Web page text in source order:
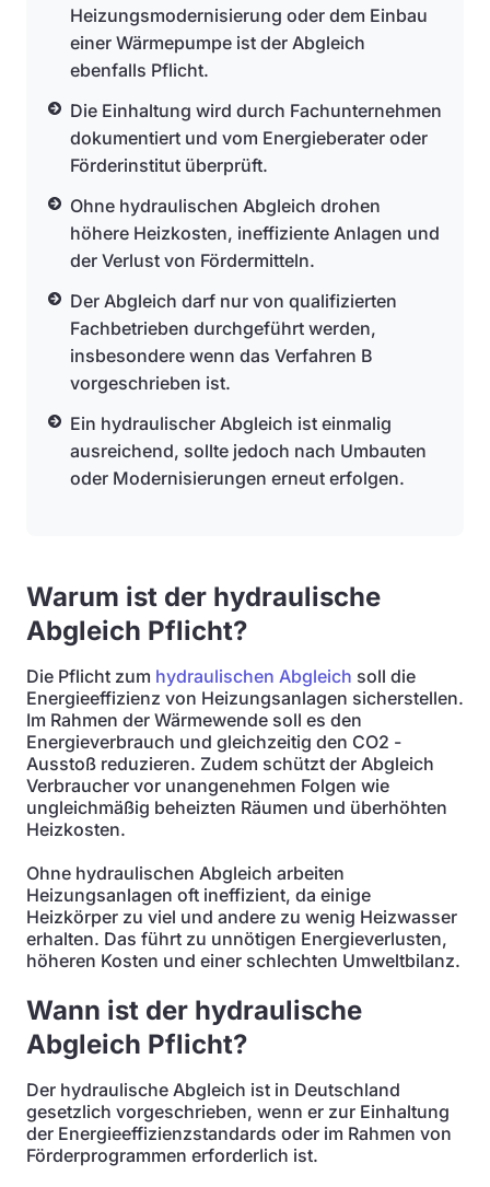
Heizungsmodernisierung oder dem Einbau
einer Wärmepumpe ist der Abgleich
ebenfalls Pflicht.
Die Einhaltung wird durch Fachunternehmen
dokumentiert und vom Energieberater oder
Förderinstitut überprüft.
Ohne hydraulischen Abgleich drohen
höhere Heizkosten, ineffiziente Anlagen und
der Verlust von Fördermitteln.
Der Abgleich darf nur von qualifizierten
Fachbetrieben durchgeführt werden,
insbesondere wenn das Verfahren B
vorgeschrieben ist.
Ein hydraulischer Abgleich ist einmalig
ausreichend, sollte jedoch nach Umbauten
oder Modernisierungen erneut erfolgen.
Warum ist der hydraulische
Abgleich Pflicht?
Die Pflicht zum hydraulischen Abgleich soll die
Energieeffizienz von Heizungsanlagen sicherstellen.
Im Rahmen der Wärmewende soll es den
Energieverbrauch und gleichzeitig den CO2 -
Ausstoß reduzieren. Zudem schützt der Abgleich
Verbraucher vor unangenehmen Folgen wie
ungleichmäßig beheizten Räumen und überhöhten
Heizkosten.
Ohne hydraulischen Abgleich arbeiten
Heizungsanlagen oft ineffizient, da einige
Heizkörper zu viel und andere zu wenig Heizwasser
erhalten. Das führt zu unnötigen Energieverlusten,
höheren Kosten und einer schlechten Umweltbilanz.
Wann ist der hydraulische
Abgleich Pflicht?
Der hydraulische Abgleich ist in Deutschland
gesetzlich vorgeschrieben, wenn er zur Einhaltung
der Energieeffizienzstandards oder im Rahmen von
Förderprogrammen erforderlich ist.